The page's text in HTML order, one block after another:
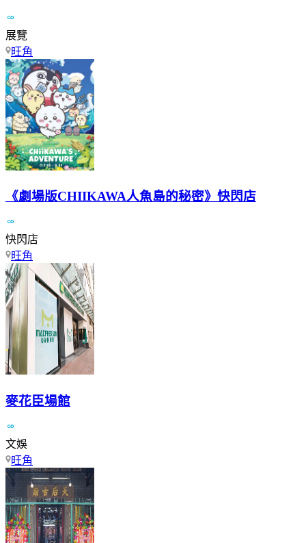
展覽
旺角
《劇場版CHIIKAWA人魚島的秘密》快閃店
快閃店
旺角
麥花臣場館
文娛
旺角